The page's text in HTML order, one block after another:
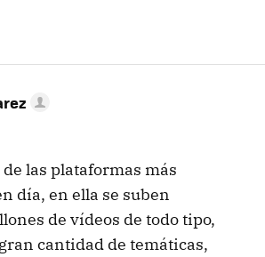
las plataformas más
día, en ella se suben
de vídeos de todo tipo,
cantidad de temáticas,